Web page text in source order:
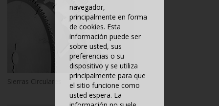
Sierras Circulares
navegador,
principalmente en forma
de cookies. Esta
información puede ser
sobre usted, sus
preferencias o su
dispositivo y se utiliza
principalmente para que
el sitio funcione como
usted espera. La